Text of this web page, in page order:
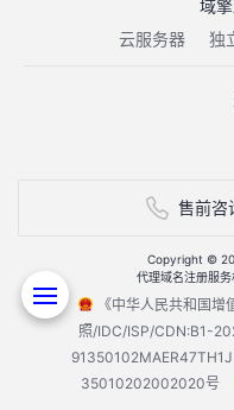
域
云服务器
独
售前咨
Copyright ©
代理域名注册服
《中华人民共和国
照/IDC/ISP/CDN:B1-
91350102MAER47TH1J
35010202002020号